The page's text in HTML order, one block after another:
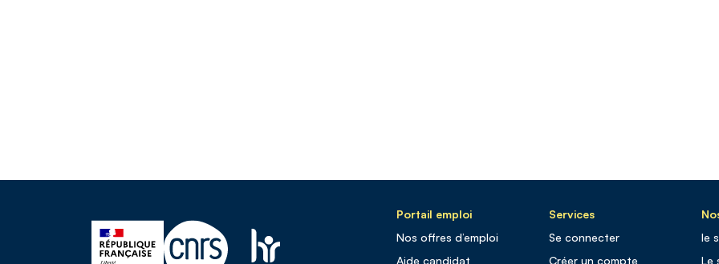
Portail emploi
Nos offres d’emploi
Aide candidat
Services
Se connecter
Créer un compte
le
Le